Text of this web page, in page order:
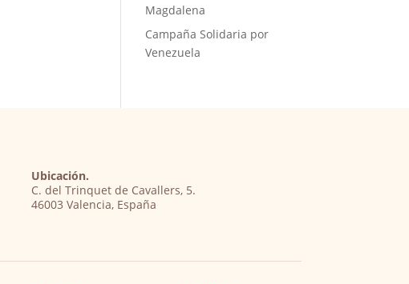
Magdalena
Campaña Solidaria por
Venezuela
Ubicación.
C. del Trinquet de Cavallers, 5.
46003 Valencia, España